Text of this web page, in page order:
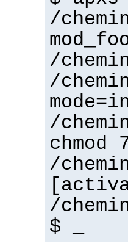
/
/
/
/
chmod
/
/
$ _